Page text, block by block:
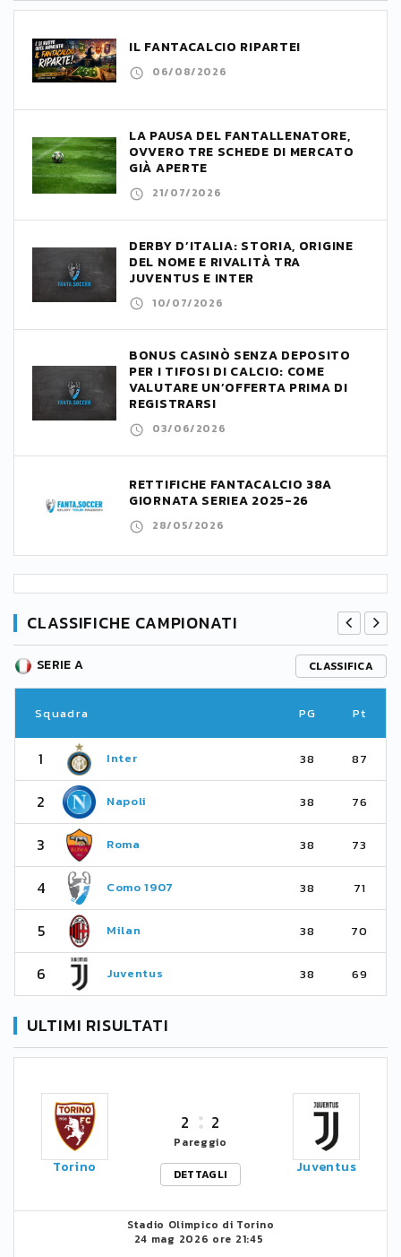
IL FANTACALCIO RIPARTE!
06/08/2026
LA PAUSA DEL FANTALLENATORE,
OVVERO TRE SCHEDE DI MERCATO
GIÀ APERTE
21/07/2026
DERBY D’ITALIA: STORIA, ORIGINE
DEL NOME E RIVALITÀ TRA
JUVENTUS E INTER
10/07/2026
BONUS CASINÒ SENZA DEPOSITO
PER I TIFOSI DI CALCIO: COME
VALUTARE UN’OFFERTA PRIMA DI
REGISTRARSI
03/06/2026
RETTIFICHE FANTACALCIO 38A
GIORNATA SERIEA 2025-26
28/05/2026
CLASSIFICHE CAMPIONATI
SERIE A CLASSIFICA
Squadra PG Pt
1 Inter 38 87
2 Napoli 38 76
3 Roma 38 73
4 Como 1907 38 71
5 Milan 38 70
6 Juventus 38 69
ULTIMI RISULTATI
Torino
2 2
Pareggio
DETTAGLI
Juventus
Stadio Olimpico di Torino
24 mag 2026 ore 21:45